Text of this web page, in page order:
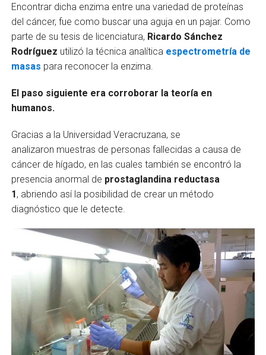
Encontrar dicha enzima entre una variedad de proteínas
del cáncer, fue como buscar una aguja en un pajar. Como
parte de su tesis de licenciatura, Ricardo Sánchez
Rodríguez utilizó la técnica analítica espectrometría de
masas para reconocer la enzima.
El paso siguiente era corroborar la teoría en
humanos.
Gracias a la Universidad Veracruzana, se
analizaron muestras de personas fallecidas a causa de
cáncer de hígado, en las cuales también se encontró la
presencia anormal de prostaglandina reductasa
1, abriendo así la posibilidad de crear un método
diagnóstico que le detecte.